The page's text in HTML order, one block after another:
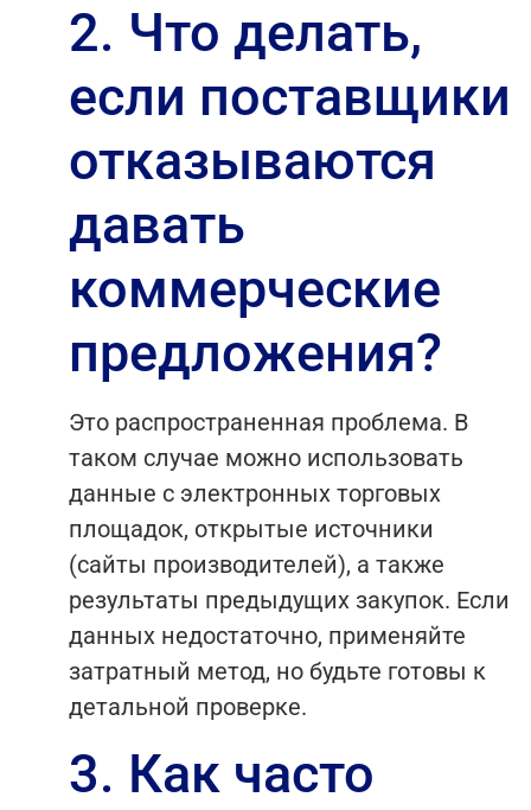
2. Что делать,
если поставщики
отказываются
давать
коммерческие
предложения?
Это распространенная проблема. В
таком случае можно использовать
данные с электронных торговых
площадок, открытые источники
(сайты производителей), а также
результаты предыдущих закупок. Если
данных недостаточно, применяйте
затратный метод, но будьте готовы к
детальной проверке.
3. Как часто